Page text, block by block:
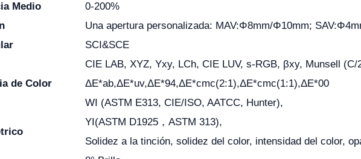
Medio
0-200%
Una apertura personalizada: MAV:Φ8mm/Φ10mm;
SCI&SCE
CIE LAB, XYZ, Yxy, LCh, CIE LUV, s-RGB, βxy, Munsell (C/
de Color
ΔE*ab,ΔE*uv,ΔE*94,ΔE*cmc(2:1),ΔE*cmc(1:1),ΔE*00
WI (ASTM E313, CIE/ISO, AATCC, Hunter),
YI(ASTM D1925，ASTM 313),
Solidez a la tinción, solidez del color, intensidad del color,